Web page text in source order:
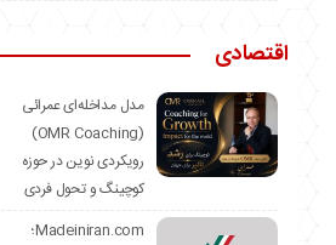
اقتصادی
مدل مداخله‌ای عمرائی
(OMR Coaching)
رویکردی نوین در حوزه
کوچینگ و تحول فردی
Madeiniran.com؛